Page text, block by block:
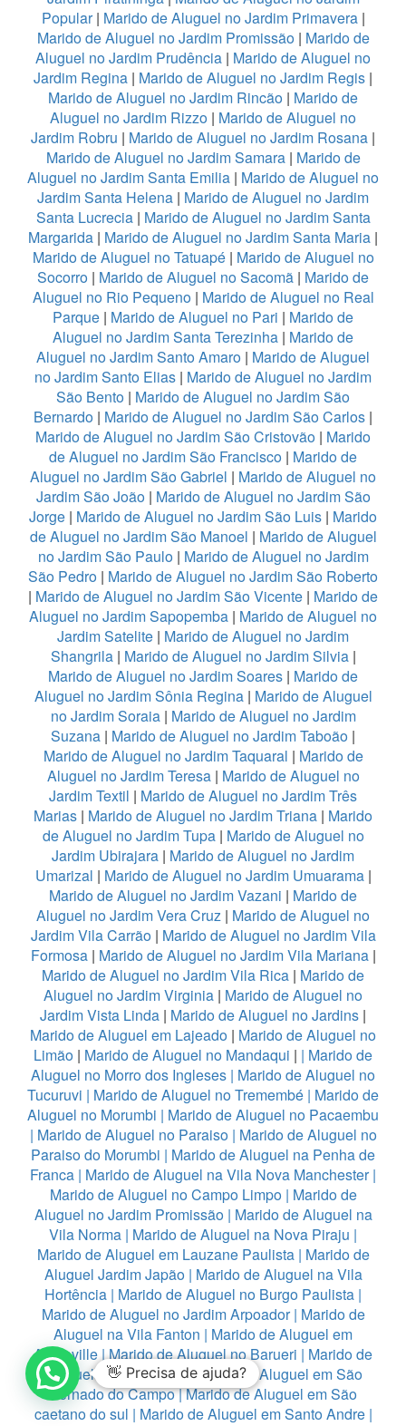
Popular| Marido de Aluguel no Jardim Primavera|
Marido de Aluguel no Jardim Promissão| Marido de
Aluguel no Jardim Prudência | Marido de Aluguel no
Jardim Regina | Marido de Aluguel no Jardim Regis |
Marido de Aluguel no Jardim Rincão | Marido de
Aluguel no Jardim Rizzo | Marido de Aluguel no
Jardim Robru | Marido de Aluguel no Jardim Rosana |
Marido de Aluguel no Jardim Samara| Marido de
Aluguel no Jardim Santa Emilia | Marido de Aluguel no
Jardim Santa Helena | Marido de Aluguel no Jardim
Santa Lucrecia| Marido de Aluguel no Jardim Santa
Margarida | Marido de Aluguel no Jardim Santa Maria |
Marido de Aluguel no Tatuapé| Marido de Aluguel no
Socorro | Marido de Aluguel no Sacomã | Marido de
Aluguel no Rio Pequeno| Marido de Aluguel no Real
Parque | Marido de Aluguel no Pari | Marido de
Aluguel no Jardim Santa Terezinha | Marido de
Aluguel no Jardim Santo Amaro | Marido de Aluguel
no Jardim Santo Elias | Marido de Aluguel no Jardim
São Bento | Marido de Aluguel no Jardim São
Bernardo | Marido de Aluguel no Jardim São Carlos |
Marido de Aluguel no Jardim São Cristovão | Marido
de Aluguel no Jardim São Francisco | Marido de
Aluguel no Jardim São Gabriel | Marido de Aluguel no
Jardim São João| Marido de Aluguel no Jardim São
Jorge | Marido de Aluguel no Jardim São Luis | Marido
de Aluguel no Jardim São Manoel | Marido de Aluguel
no Jardim São Paulo| Marido de Aluguel no Jardim
São Pedro | Marido de Aluguel no Jardim São Roberto
| Marido de Aluguel no Jardim São Vicente | Marido de
Aluguel no Jardim Sapopemba | Marido de Aluguel no
Jardim Satelite | Marido de Aluguel no Jardim
Shangrila| Marido de Aluguel no Jardim Silvia|
Marido de Aluguel no Jardim Soares | Marido de
Aluguel no Jardim Sônia Regina| Marido de Aluguel
no Jardim Soraia| Marido de Aluguel no Jardim
Suzana | Marido de Aluguel no Jardim Taboão |
Marido de Aluguel no Jardim Taquaral | Marido de
Aluguel no Jardim Teresa| Marido de Aluguel no
Jardim Textil | Marido de Aluguel no Jardim Três
Marias | Marido de Aluguel no Jardim Triana | Marido
de Aluguel no Jardim Tupa| Marido de Aluguel no
Jardim Ubirajara | Marido de Aluguel no Jardim
Umarizal | Marido de Aluguel no Jardim Umuarama|
Marido de Aluguel no Jardim Vazani | Marido de
Aluguel no Jardim Vera Cruz | Marido de Aluguel no
Jardim Vila Carrão| Marido de Aluguel no Jardim Vila
Formosa| Marido de Aluguel no Jardim Vila Mariana|
Marido de Aluguel no Jardim Vila Rica | Marido de
Aluguel no Jardim Virginia | Marido de Aluguel no
Jardim Vista Linda | Marido de Aluguel no Jardins |
Marido de Aluguel em Lajeado | Marido de Aluguel no
Limão | Marido de Aluguel no Mandaqui | | Marido de
Aluguel no Morro dos Ingleses | Marido de Aluguel no
Tucuruvi | Marido de Aluguel no Tremembé | Marido de
Aluguel no Morumbi | Marido de Aluguel no Pacaembu
| Marido de Aluguel no Paraiso| Marido de Aluguel no
Paraiso do Morumbi | Marido de Aluguel na Penha de
Franca | Marido de Aluguel na Vila Nova Manchester|
Marido de Aluguel no Campo Limpo| Marido de
Aluguel no Jardim Promissão| Marido de Aluguel na
Vila Norma | Marido de Aluguel na Nova Piraju |
Marido de Aluguel em Lauzane Paulista| Marido de
Aluguel Jardim Japão| Marido de Aluguel na Vila
Hortência | Marido de Aluguel no Burgo Paulista |
Marido de Aluguel no Jardim Arpoador| Marido de
Aluguel na Vila Fanton | Marido de Aluguel em
Alphaville|Marido de Aluguel no Barueri | Marido de
Aluguel em Diadema |Marido de Aluguel em São
Bernado do Campo|Marido de Aluguel em São
caetano do sul | Marido de Aluguel em Santo Andre|
👋 Precisa de ajuda?